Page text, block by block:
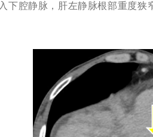
下腔静脉，肝左静脉根部重度